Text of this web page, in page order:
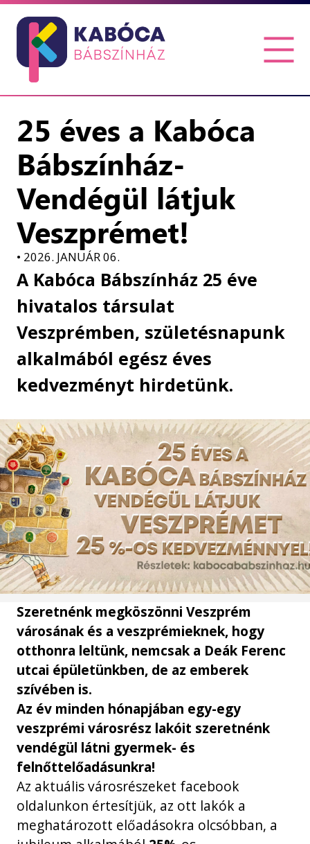
25 éves a Kabóca
Bábszínház-
Vendégül látjuk
Veszprémet!
• 2026. JANUÁR 06.
A Kabóca Bábszínház 25 éve
hivatalos társulat
Veszprémben, születésnapunk
alkalmából egész éves
kedvezményt hirdetünk.
Szeretnénk megköszönni Veszprém
városának és a veszprémieknek, hogy
otthonra leltünk, nemcsak a Deák Ferenc
utcai épületünkben, de az emberek
szívében is.
Az év minden hónapjában egy-egy
veszprémi városrész lakóit szeretnénk
vendégül látni gyermek- és
felnőttelőadásunkra!
Az aktuális városrészeket facebook
oldalunkon értesítjük, az ott lakók a
meghatározott előadásokra olcsóbban, a